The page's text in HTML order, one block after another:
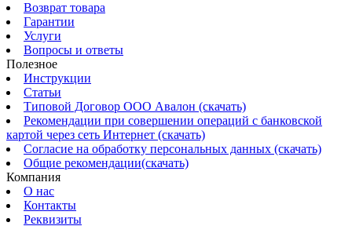
Возврат товара
Гарантии
Услуги
Вопросы и ответы
Полезное
Инструкции
Статьи
Типовой Договор ООО Авалон (скачать)
Рекомендации при совершении операций с банковской
картой через сеть Интернет (скачать)
Согласие на обработку персональных данных (скачать)
Общие рекомендации(скачать)
Компания
О нас
Контакты
Реквизиты